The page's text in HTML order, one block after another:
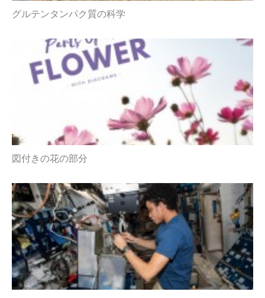
グルテンタンパク質の科学
図付きの花の部分